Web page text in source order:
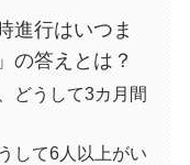
進行はいつま
の答えとは？
どうして3カ月間
して6人以上がい